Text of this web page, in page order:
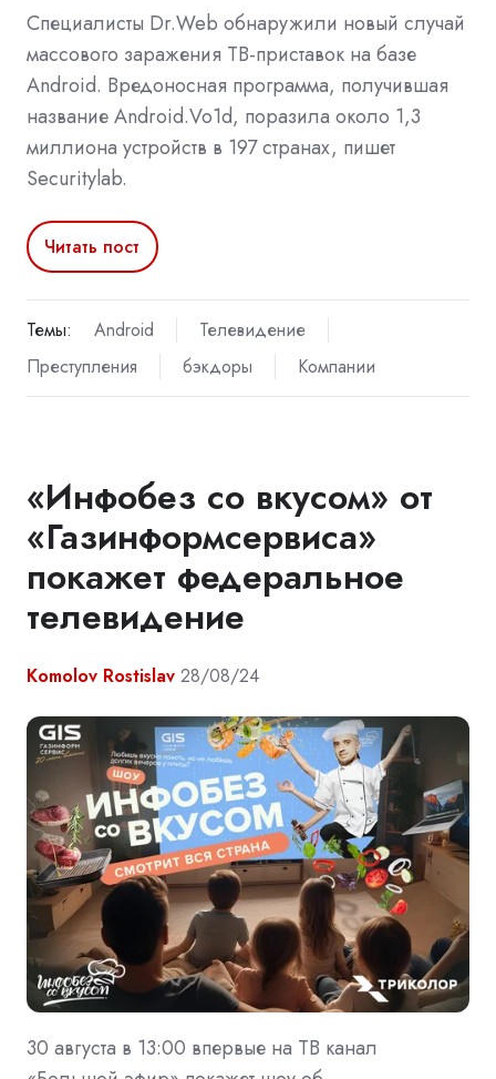
Специалисты Dr.Web обнаружили новый случай
массового заражения ТВ-приставок на базе
Android. Вредоносная программа, получившая
название Android.Vo1d, поразила около 1,3
миллиона устройств в 197 странах, пишет
Securitylab.
Читать пост
Темы: Android
Телевидение
Преступления
бэкдоры Компании
«Инфобез со вкусом» от
«Газинформсервиса»
покажет федеральное
телевидение
Komolov Rostislav 28/08/24
30 августа в 13:00 впервые на ТВ канал